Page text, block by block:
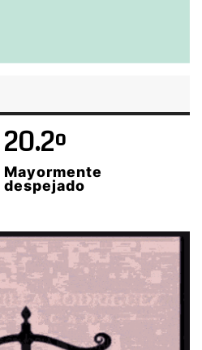
20.2º
Mayormente
despejado